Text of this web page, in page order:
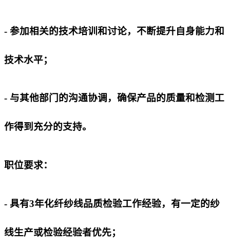
- 参加相关的技术培训和讨论，不断提升自身能力和
技术水平；
- 与其他部门的沟通协调，确保产品的质量和检测工
作得到充分的支持。
职位要求：
- 具有3年化纤纱线品质检验工作经验，有一定的纱
线生产或检验经验者优先；